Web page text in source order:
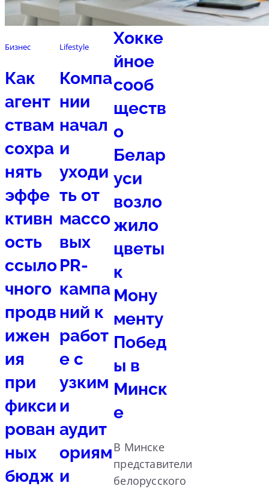
Бизнес
Как
агент
ствам
сохра
нять
эффе
ктивн
ость
ссыло
чного
продв
ижен
ия
при
фикси
рован
ных
бюдж
Lifestyle
Компа
нии
начал
и
уходи
ть от
массо
вых
PR-
кампа
ний к
работ
е с
узким
и
аудит
ориям
и
Спорт
Хокке
йное
сооб
ществ
о
Белар
уси
возло
жило
цветы
к
Мону
менту
Побед
ы в
Минск
е
В Минске
представители
белорусского